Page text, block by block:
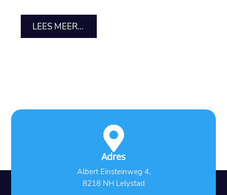
LEES MEER...

Adres
Albert Einsteinweg 4,
8218 NH Lelystad